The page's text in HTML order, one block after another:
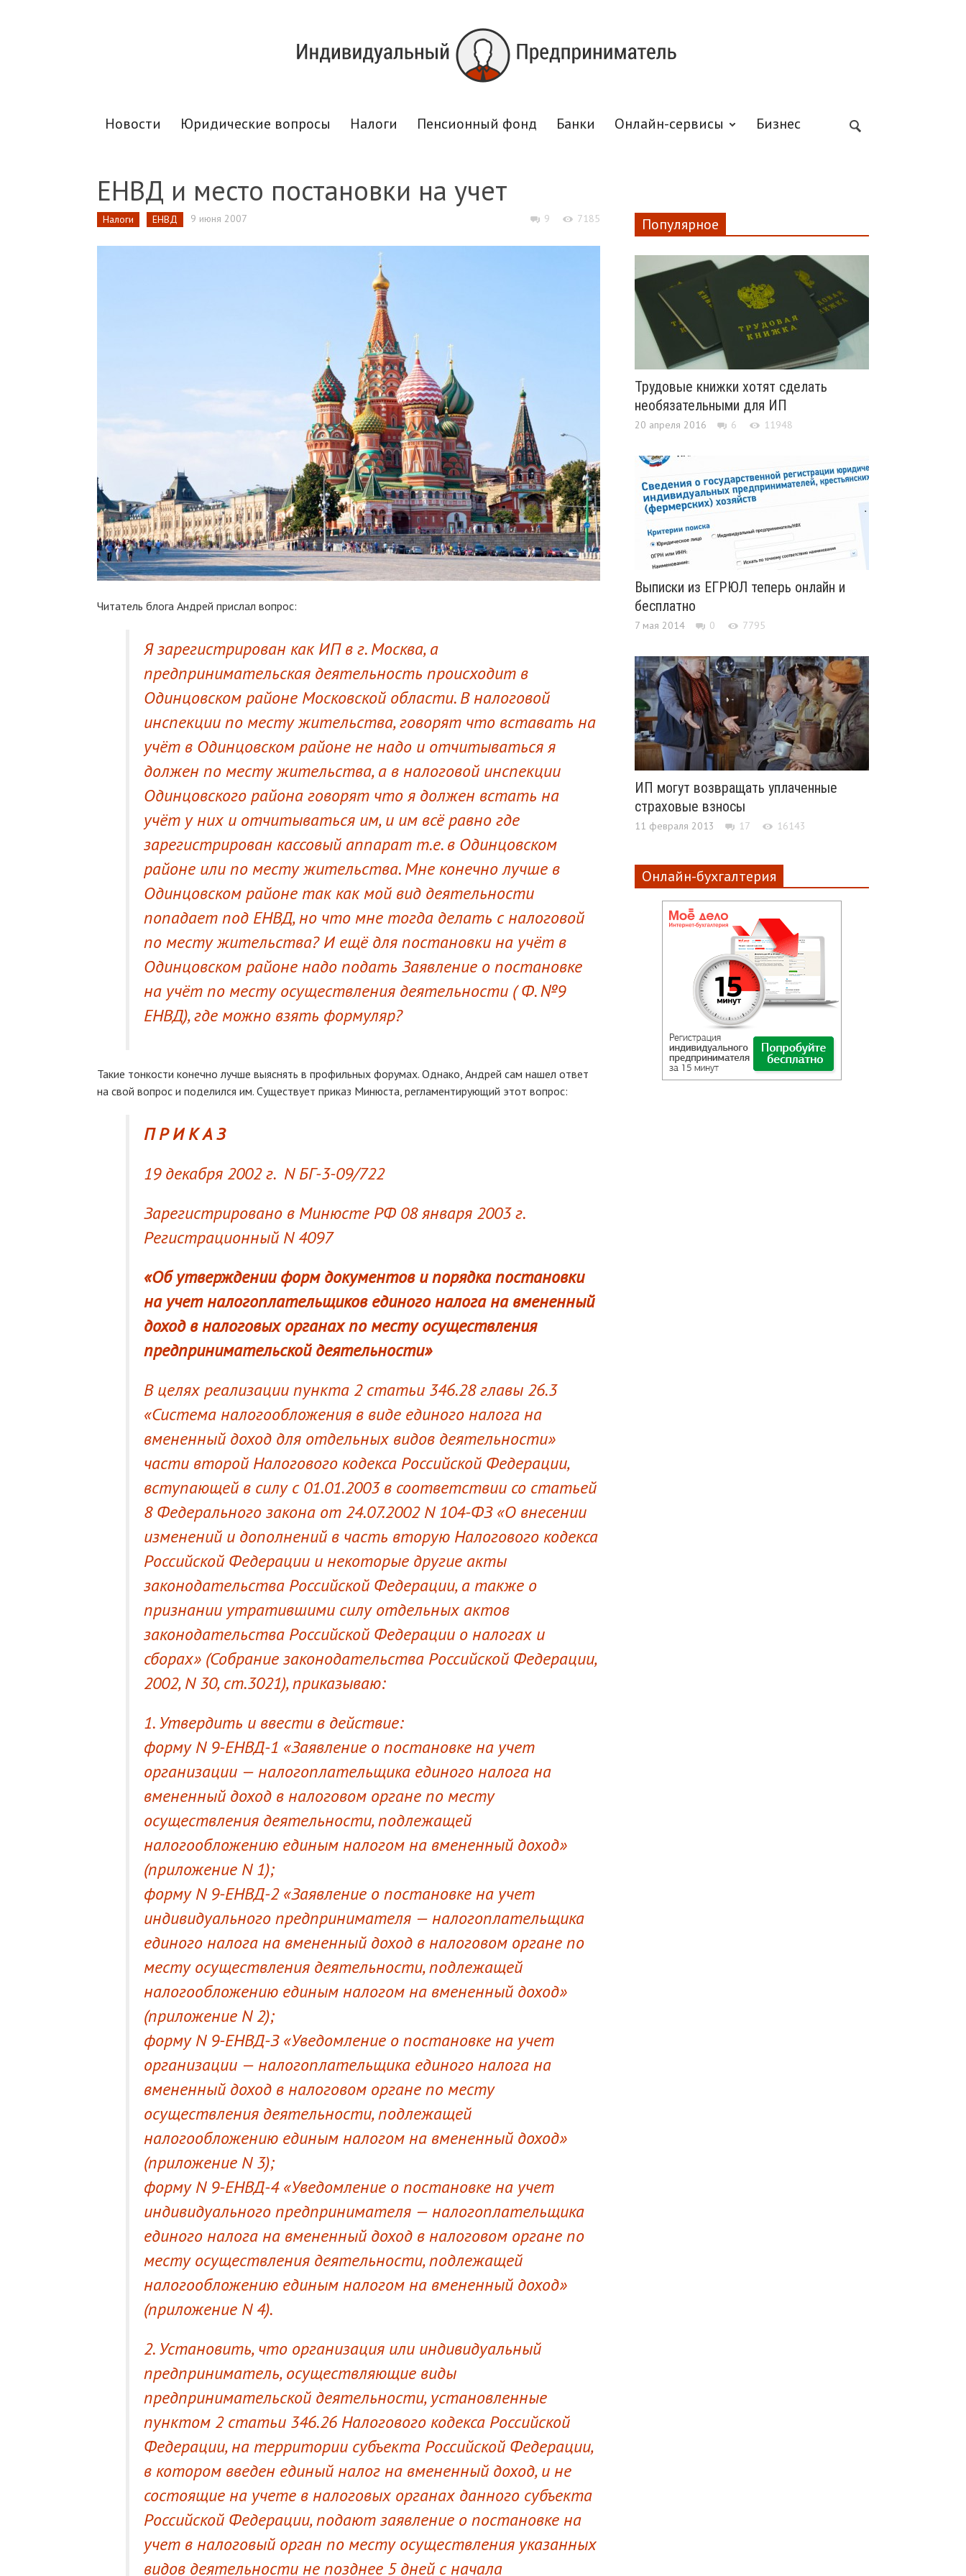
Новости Юридические вопросы Налоги Пенсионный фонд Банки Онлайн-сервисы Бизнес
ЕНВД и место постановки на учет
Налоги ЕНВД 9 июня 2007 9 7185
Читатель блога Андрей прислал вопрос:
Я зарегистрирован как ИП в г. Москва, а
предпринимательская деятельность происходит в
Одинцовском районе Московской области. В налоговой
инспекции по месту жительства, говорят что вставать на
учёт в Одинцовском районе не надо и отчитываться я
должен по месту жительства, а в налоговой инспекции
Одинцовского района говорят что я должен встать на
учёт у них и отчитываться им, и им всё равно где
зарегистрирован кассовый аппарат т.е. в Одинцовском
районе или по месту жительства. Мне конечно лучше в
Одинцовском районе так как мой вид деятельности
попадает под ЕНВД, но что мне тогда делать с налоговой
по месту жительства? И ещё для постановки на учёт в
Одинцовском районе надо подать Заявление о постановке
на учёт по месту осуществления деятельности ( Ф. №9
ЕНВД), где можно взять формуляр?
Такие тонкости конечно лучше выяснять в профильных форумах. Однако, Андрей сам нашел ответ
на свой вопрос и поделился им. Существует приказ Минюста, регламентирующий этот вопрос:
П Р И К А З
19 декабря 2002 г. N БГ-3-09/722
Зарегистрировано в Минюсте РФ 08 января 2003 г.
Регистрационный N 4097
«Об утверждении форм документов и порядка постановки
на учет налогоплательщиков единого налога на вмененный
доход в налоговых органах по месту осуществления
предпринимательской деятельности»
В целях реализации пункта 2 статьи 346.28 главы 26.3
«Система налогообложения в виде единого налога на
вмененный доход для отдельных видов деятельности»
части второй Налогового кодекса Российской Федерации,
вступающей в силу с 01.01.2003 в соответствии со статьей
8 Федерального закона от 24.07.2002 N 104-ФЗ «О внесении
изменений и дополнений в часть вторую Налогового кодекса
Российской Федерации и некоторые другие акты
законодательства Российской Федерации, а также о
признании утратившими силу отдельных актов
законодательства Российской Федерации о налогах и
сборах» (Собрание законодательства Российской Федерации,
2002, N 30, ст.3021), приказываю:
1. Утвердить и ввести в действие:
форму N 9-ЕНВД-1 «Заявление о постановке на учет
организации — налогоплательщика единого налога на
вмененный доход в налоговом органе по месту
осуществления деятельности, подлежащей
налогообложению единым налогом на вмененный доход»
(приложение N 1);
форму N 9-ЕНВД-2 «Заявление о постановке на учет
индивидуального предпринимателя — налогоплательщика
единого налога на вмененный доход в налоговом органе по
месту осуществления деятельности, подлежащей
налогообложению единым налогом на вмененный доход»
(приложение N 2);
форму N 9-ЕНВД-З «Уведомление о постановке на учет
организации — налогоплательщика единого налога на
вмененный доход в налоговом органе по месту
осуществления деятельности, подлежащей
налогообложению единым налогом на вмененный доход»
(приложение N 3);
форму N 9-ЕНВД-4 «Уведомление о постановке на учет
индивидуального предпринимателя — налогоплательщика
единого налога на вмененный доход в налоговом органе по
месту осуществления деятельности, подлежащей
налогообложению единым налогом на вмененный доход»
(приложение N 4).
2. Установить, что организация или индивидуальный
предприниматель, осуществляющие виды
предпринимательской деятельности, установленные
пунктом 2 статьи 346.26 Налогового кодекса Российской
Федерации, на территории субъекта Российской Федерации,
в котором введен единый налог на вмененный доход, и не
состоящие на учете в налоговых органах данного субъекта
Российской Федерации, подают заявление о постановке на
учет в налоговый орган по месту осуществления указанных
видов деятельности не позднее 5 дней с начала
Популярное
Трудовые книжки хотят сделать
необязательными для ИП
20 апреля 2016 6 11948
Выписки из ЕГРЮЛ теперь онлайн и
бесплатно
7 мая 2014 0 7795
ИП могут возвращать уплаченные
страховые взносы
11 февраля 2013 17 16143
Онлайн-бухгалтерия